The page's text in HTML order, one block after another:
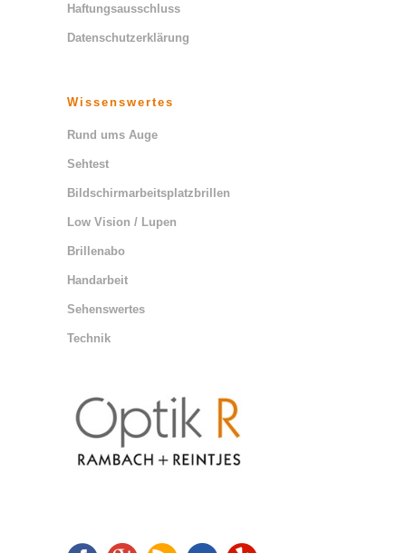
Haftungsausschluss
Datenschutzerklärung
Wissenswertes
Rund ums Auge
Sehtest
Bildschirmarbeitsplatzbrillen
Low Vision / Lupen
Brillenabo
Handarbeit
Sehenswertes
Technik